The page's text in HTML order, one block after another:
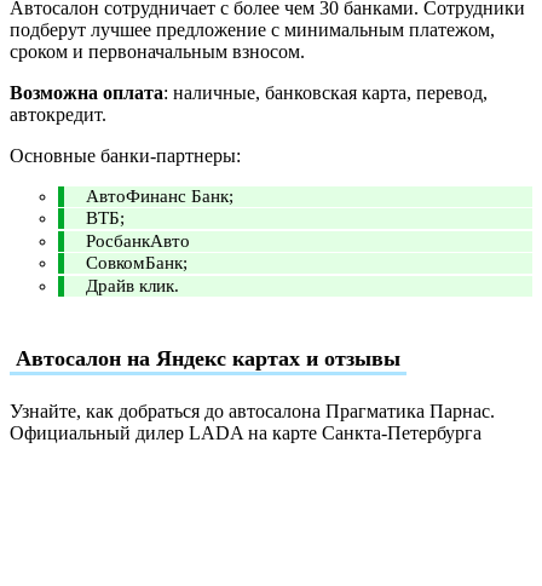
Автосалон сотрудничает с более чем 30 банками. Сотрудники
подберут лучшее предложение с минимальным платежом,
сроком и первоначальным взносом.
Возможна оплата: наличные, банковская карта, перевод,
автокредит.
Основные банки-партнеры:
АвтоФинанс Банк;
ВТБ;
РосбанкАвто
СовкомБанк;
Драйв клик.
Автосалон на Яндекс картах и отзывы
Узнайте, как добраться до автосалона Прагматика Парнас.
Официальный дилер LADA на карте Санкта-Петербурга